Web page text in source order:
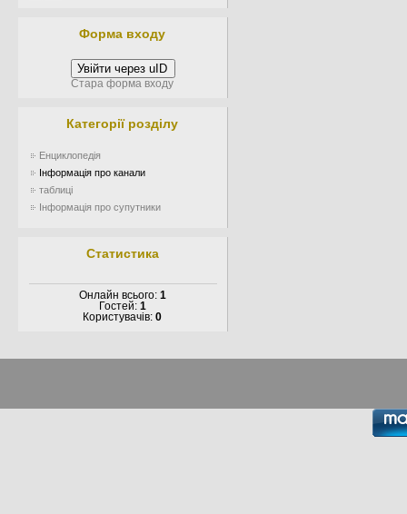
Форма входу
Увійти через uID
Стара форма входу
Категорії розділу
Енциклопедія
Інформація про канали
таблиці
Інформація про супутники
Статистика
Онлайн всього: 1
Гостей: 1
Користувачів:0